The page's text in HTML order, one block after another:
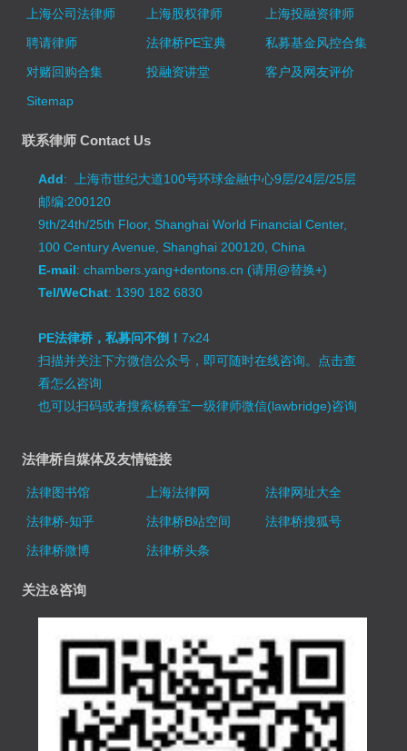
上海公司法律师
上海股权律师
上海投融资律师
聘请律师
法律桥PE宝典
私募基金风控合集
对赌回购合集
投融资讲堂
客户及网友评价
Sitemap
联系律师 Contact Us
Add: 上海市世纪大道100号环球金融中心9层/24层/25层
邮编:200120
9th/24th/25th Floor, Shanghai World Financial Center,
100 Century Avenue, Shanghai 200120, China
E-mail: chambers.yang+dentons.cn (请用@替换+)
Tel/WeChat: 1390 182 6830
PE法律桥，私募问不倒！7x24
扫描并关注下方微信公众号，即可随时在线咨询。 点击查
看怎么咨询
也可以扫码或者搜索杨春宝一级律师微信(lawbridge)咨询
法律桥自媒体及友情链接
法律图书馆 上海法律网
法律网址大全
法律桥-知乎
法律桥B站空间
法律桥搜狐号
法律桥微博
法律桥头条
关注&咨询